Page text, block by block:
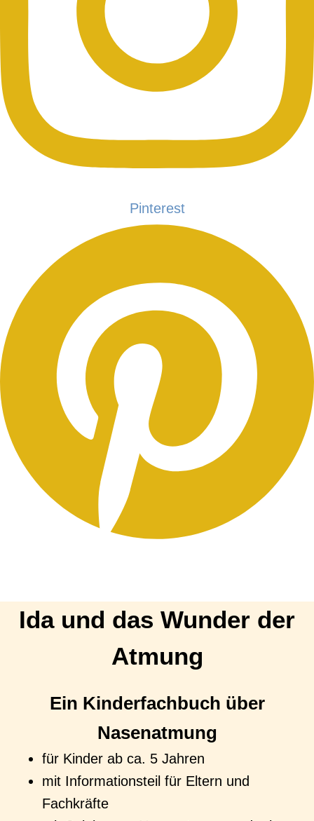
Pinterest
Ida und das Wunder der
Atmung
Ein Kinderfachbuch über
Nasenatmung
für Kinder ab ca. 5 Jahren
mit Informationsteil für Eltern und
Fachkräfte